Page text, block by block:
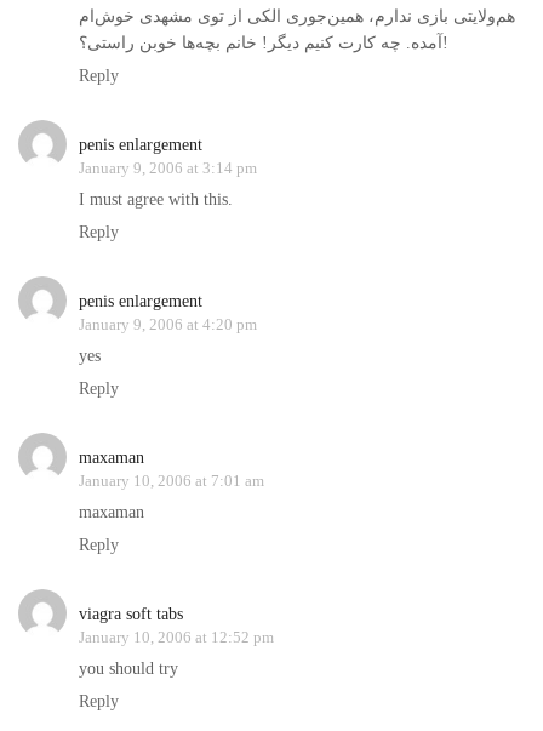
هم‌ولايتی بازی ندارم، همين‌جوری الکی از توی مشهدی خوش‌ام
آمده. چه کارت کنيم ديگر! خانم بچه‌ها خوبن راستی؟!
Reply
penis enlargement
January 9, 2006 at 3:14 pm
I must agree with this.
Reply
penis enlargement
January 9, 2006 at 4:20 pm
yes
Reply
maxaman
January 10, 2006 at 7:01 am
maxaman
Reply
viagra soft tabs
January 10, 2006 at 12:52 pm
you should try
Reply